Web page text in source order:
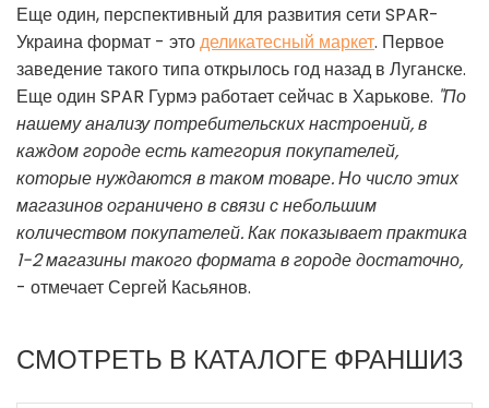
Еще один, перспективный для развития сети SPAR-
Украина формат - этоделикатесный маркет. Первое
заведение такого типа открылось год назад в Луганске.
Еще один SPAR Гурмэ работает сейчас в Харькове. "По
нашему анализу потребительских настроений, в
каждом городе есть категория покупателей,
которые нуждаются в таком товаре. Но число этих
магазинов ограничено в связи с небольшим
количеством покупателей. Как показывает практика
1-2 магазины такого формата в городе достаточно,
- отмечает Сергей Касьянов.
СМОТРЕТЬ В КАТАЛОГЕ ФРАНШИЗ